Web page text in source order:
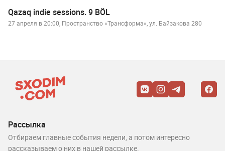
Qazaq indie sessions. 9 BÖL
27 апреля в 20:00, Пространство «Трансформа», ул. Байзакова 280
Рассылка
Отбираем главные события недели, а потом интересно
рассказываем о них в нашей рассылке.